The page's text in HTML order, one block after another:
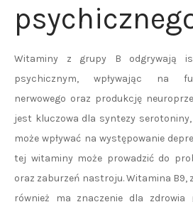
Witaminy z grupy B odgrywają
psychicznym, wpływając na
nerwowego oraz produkcję
jest kluczowa dla syntezy
może wpływać na występowanie
tej witaminy może prowadzić do
oraz zaburzeń nastroju. Witamina B9,
również ma znaczenie dla zdrowia